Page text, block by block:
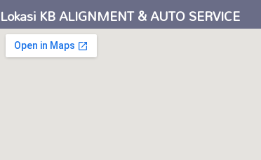
Lokasi KB ALIGNMENT & AUTO SERVICE